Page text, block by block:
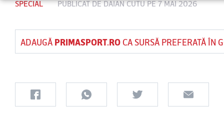
SPECIAL PUBLICAT DEDAIAN CUTUPE 7 MAI 2026
ADAUGĂ PRIMASPORT.ROCA SURSĂ PREFERATĂ ÎN